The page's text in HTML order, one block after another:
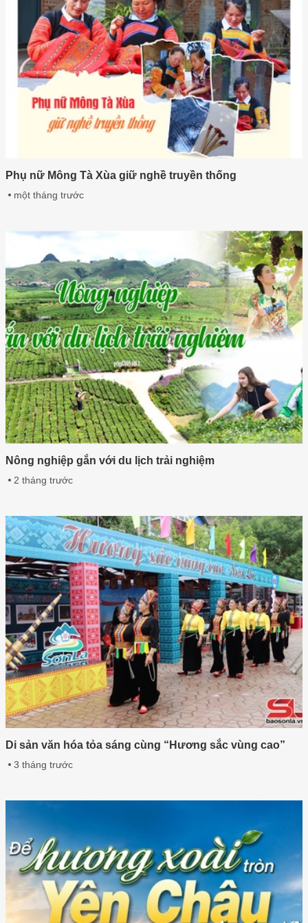
Phụ nữ Mông Tà Xùa giữ nghề truyền thống
một tháng trước
Nông nghiệp gắn với du lịch trải nghiệm
2 tháng trước
Di sản văn hóa tỏa sáng cùng “Hương sắc vùng cao”
3 tháng trước